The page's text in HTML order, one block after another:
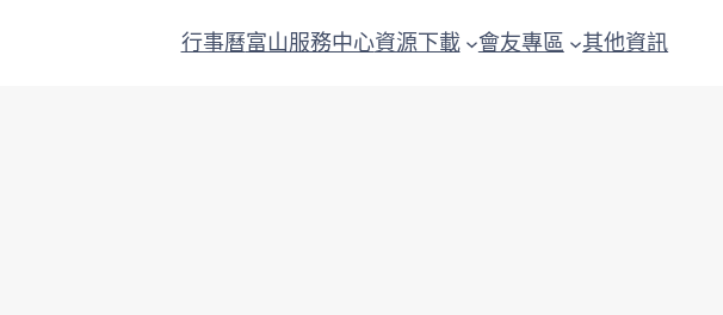
行事曆富山服務中心資源下載 會友專區 其他資訊